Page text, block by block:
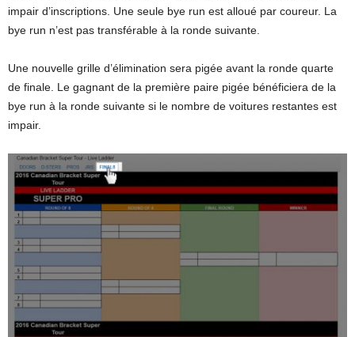
impair d’inscriptions. Une seule bye run est alloué par coureur. La
bye run n’est pas transférable à la ronde suivante.
Une nouvelle grille d’élimination sera pigée avant la ronde quarte
de finale. Le gagnant de la première paire pigée bénéficiera de la
bye run à la ronde suivante si le nombre de voitures restantes est
impair.